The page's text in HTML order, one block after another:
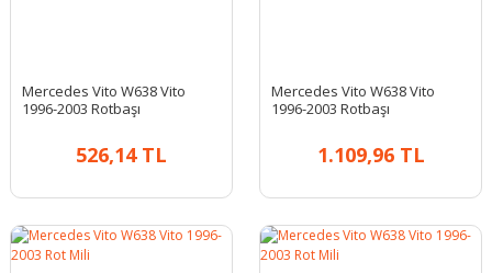
Mercedes Vito W638 Vito
1996-2003 Rotbaşı
526,14 TL
Mercedes Vito W638 Vito
1996-2003 Rotbaşı
1.109,96 TL